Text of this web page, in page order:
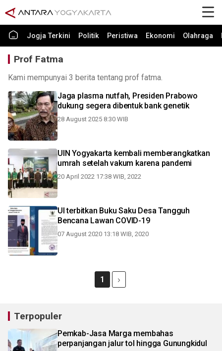
Jogja Terkini Politik Peristiwa Ekonomi Olahraga
Prof Fatma
Kami mempunyai 3 berita tentang prof fatma.
Jaga plasma nutfah, Presiden Prabowo
dukung segera dibentuk bank genetik
28 August 2025 8:30 WIB
UIN Yogyakarta kembali memberangkatkan
umrah setelah vakum karena pandemi
20 April 2022 17:38 WIB, 2022
UI terbitkan Buku Saku Desa Tangguh
Bencana Lawan COVID-19
07 August 2020 13:18 WIB, 2020
1
Terpopuler
Pemkab-Jasa Marga membahas
perpanjangan jalur tol hingga Gunungkidul